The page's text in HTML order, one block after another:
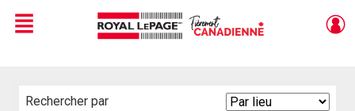
Live
En Direct
Menu
Rechercher par